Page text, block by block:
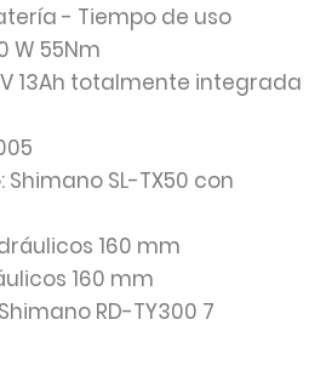
- Tiempo de uso
W 55Nm
13Ah totalmente integrada
: Shimano SL-TX50 con
160 mm
160 mm
RD-TY300 7